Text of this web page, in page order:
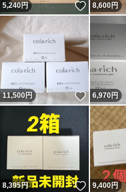
5,240円 いいね！
8,600円
11,500円 いいね！
6,970円
8,395円 いいね！
9,400円